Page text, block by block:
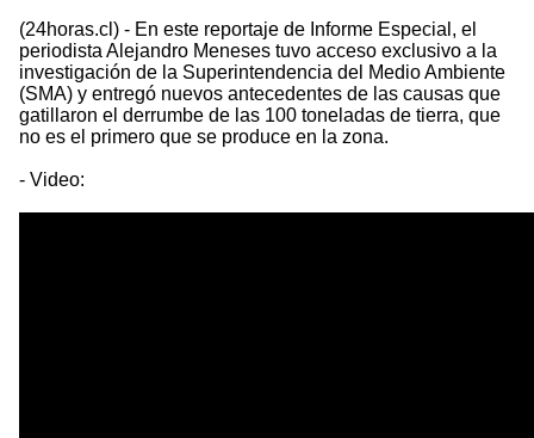
(24horas.cl) - En este reportaje de Informe Especial, el
periodista Alejandro Meneses tuvo acceso exclusivo a la
investigación de la Superintendencia del Medio Ambiente
(SMA) y entregó nuevos antecedentes de las causas que
gatillaron el derrumbe de las 100 toneladas de tierra, que
no es el primero que se produce en la zona.
- Video: